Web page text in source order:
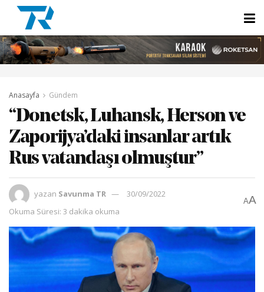
Anasayfa Gündem
“Donetsk, Luhansk, Herson ve
Zaporijya’daki insanlar artık
Rus vatandaşı olmuştur”
yazan Savunma TR
30/09/2022
Okuma Süresi: 3 dakika okuma
AA